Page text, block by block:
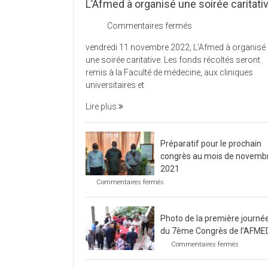
L’Afmed à organisé une soirée
Commentaires fermés
à
organisé
une
vendredi 11 novembre 2022, L’Afmed à organisé
une soirée caritative. Les fonds récoltés seront
remis à la Faculté de médecine, aux cliniques
universitaires et
Lire plus
Préparatif pour le prochain
congrès au mois de
2021
Commentaires fermés
prochain
congrès
mois
de
Photo de la première
du 7ème Congrès de
Commentaires fermés